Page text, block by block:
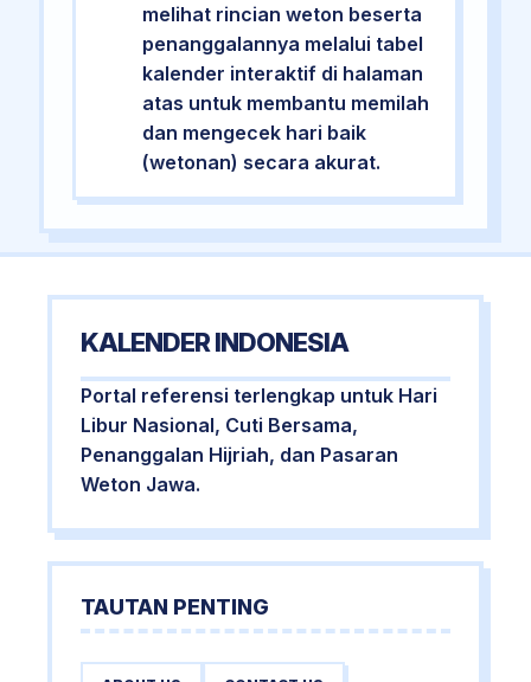
melihat rincian weton beserta
penanggalannya melalui tabel
kalender interaktif di halaman
atas untuk membantu memilah
dan mengecek hari baik
(wetonan) secara akurat.
KALENDER INDONESIA
Portal referensi terlengkap untuk Hari
Libur Nasional, Cuti Bersama,
Penanggalan Hijriah, dan Pasaran
Weton Jawa.
TAUTAN PENTING